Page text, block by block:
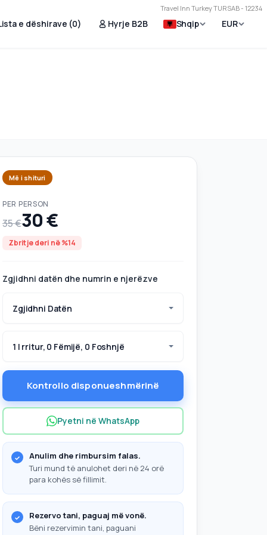
Travel Inn Turkey TURSAB - 12234
e dëshirave (0) Hyrje B2B Shqip EUR
Më i shituri
PER PERSON
35 €30 €
Zbritje deri në %14
Zgjidhni datën dhe numrin e njerëzve
Zgjidhni Datën
1 I rritur, 0 Fëmijë, 0 Foshnjë
Kontrollo disponueshmërinë
Pyetni në WhatsApp
Anulim dhe rimbursim falas.
Turi mund të anulohet deri në 24 orë
para kohës së fillimit.
Rezervo tani, paguaj më vonë.
Bëni rezervimin tani, paguani